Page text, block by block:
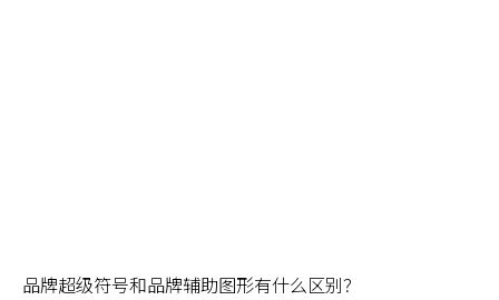
品牌超级符号和品牌辅助图形有什么区别？